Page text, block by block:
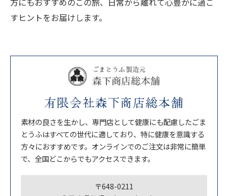
すヒントをお届けします。
有限会社森下商店総本舗
素材の良さを生かし、専門店として健康にも配慮したごま
とうふはすべての世代に適しており、特に健康を意識する
方々におすすめです。オンラインでのご注文は非常に簡単
で、全国どこからでもアクセスできます。
〒648-0211